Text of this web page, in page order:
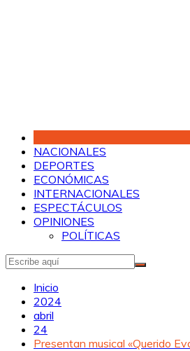
NACIONALES
DEPORTES
ECONÓMICAS
INTERNACIONALES
ESPECTÁCULOS
OPINIONES
POLÍTICAS
Inicio
2024
abril
24
Presentan musical «Querido